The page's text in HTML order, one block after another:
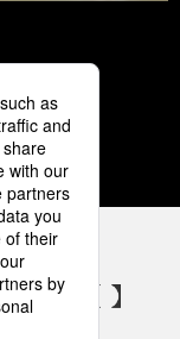
カウント